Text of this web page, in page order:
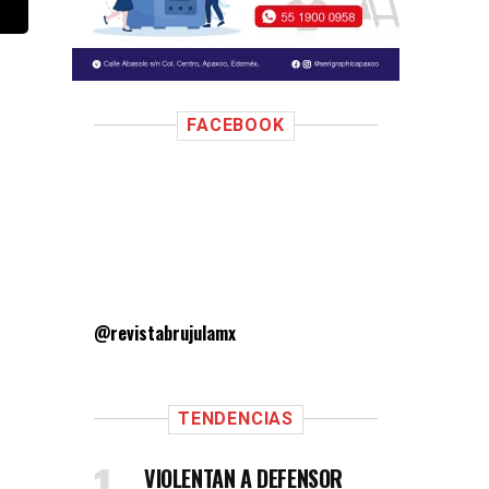
FACEBOOK
@revistabrujulamx
TENDENCIAS
VIOLENTAN A DEFENSOR